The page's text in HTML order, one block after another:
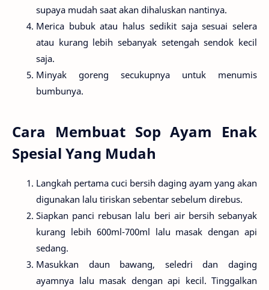
supaya mudah saat akan dihaluskan nantinya.
Merica bubuk atau halus sedikit saja sesuai selera
atau kurang lebih sebanyak setengah sendok kecil
saja.
Minyak goreng secukupnya untuk menumis
bumbunya.
Cara Membuat Sop Ayam Enak
Spesial Yang Mudah
Langkah pertama cuci bersih daging ayam yang akan
digunakan lalu tiriskan sebentar sebelum direbus.
Siapkan panci rebusan lalu beri air bersih sebanyak
kurang lebih 600ml-700ml lalu masak dengan api
sedang.
Masukkan daun bawang, seledri dan daging
ayamnya lalu masak dengan api kecil. Tinggalkan